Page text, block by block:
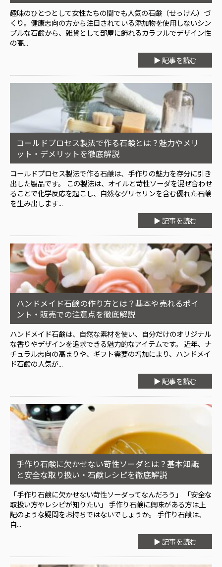
趣味のひとつとして女性たちの間でも人気の石鹸（せっけん）づ
くり。健康志向の方から注目されている添加物を使用しないシン
プルな石鹸から、雑貨として部屋に飾れるカラフルでデザイン性
の高...
▶ 記事を読む
コールドプロセス製法で作る石鹸とは？魅力やメリ
ット・デメリットを徹底解説
コールドプロセス製法で作る石鹸は、手作りの魅力を存分に引き
出した製品です。 この製法は、オイルと苛性ソーダを混ぜ合わせ
ることで化学反応を起こし、自然なグリセリンを含む優れた石鹸
を生み出します...
▶ 記事を読む
ハンドメイド石鹸の作り方とは？基本や売れるポイ
ント・販売での注意点を徹底解説
ハンドメイド石鹸は、自然な素材を使い、自分だけのオリジナル
な香りやデザインを追求できる魅力的なアイテムです。 近年、ナ
チュラル志向の高まりや、ギフト需要の増加により、ハンドメイ
ド石鹸の人気が...
▶ 記事を読む
手作り石鹸に欠かせない苛性ソーダとは？基本知識
と安全な取り扱い・石鹸レシピを徹底解説
「手作り石鹸に欠かせない苛性ソーダってなんだろう」 「安全な
取扱い方やレシピが知りたい」 手作り石鹸に興味がある方は上
記のような疑問をお持ちではないでしょうか。 手作り石鹸は、
自...
▶ 記事を読む